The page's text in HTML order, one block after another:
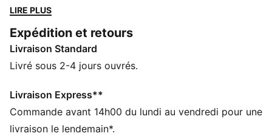
visibles, pour proposer une approche décontractée et
toutes les situations et toutes les tenues.
CARACTÉRISTIQUES + AVANTAGES
windCELL : technologie conçue pour te protéger du
Confectionné à partir de matériaux 100 % recyclés,
hors finitions et décorations
DÉTAILS
LIRE PLUS
Expédition et retours
Livraison Standard
Livré sous 2-4 jours ouvrés.
Livraison Express**
Commande avant 14h00 du lundi au vendredi pour une
livraison le lendemain*.